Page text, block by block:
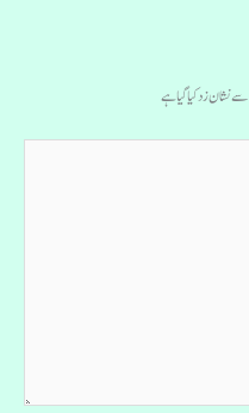
سے نشان زد کیا گیا ہے